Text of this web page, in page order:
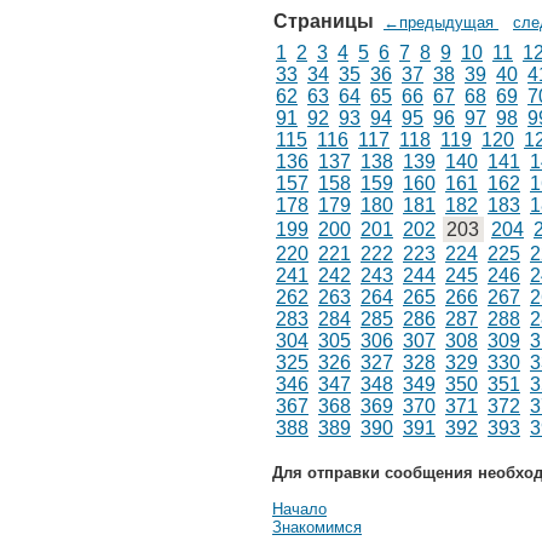
Страницы ←предыдущая
1 2 3 4 5 6 7 8 9 10 11
33 34 35 36 37 38 39 40
62 63 64 65 66 67 68 69
91 92 93 94 95 96 97 98
115 116 117 118 119 120
136 137 138 139 140 141
157 158 159 160 161 162
178 179 180 181 182 183
199 200 201 202 203 204
220 221 222 223 224 225
241 242 243 244 245 246
262 263 264 265 266 267
283 284 285 286 287 288
304 305 306 307 308 309
325 326 327 328 329 330
346 347 348 349 350 351
367 368 369 370 371 372
388 389 390 391 392 393
Для отправки сообщения
Начало
Знакомимся